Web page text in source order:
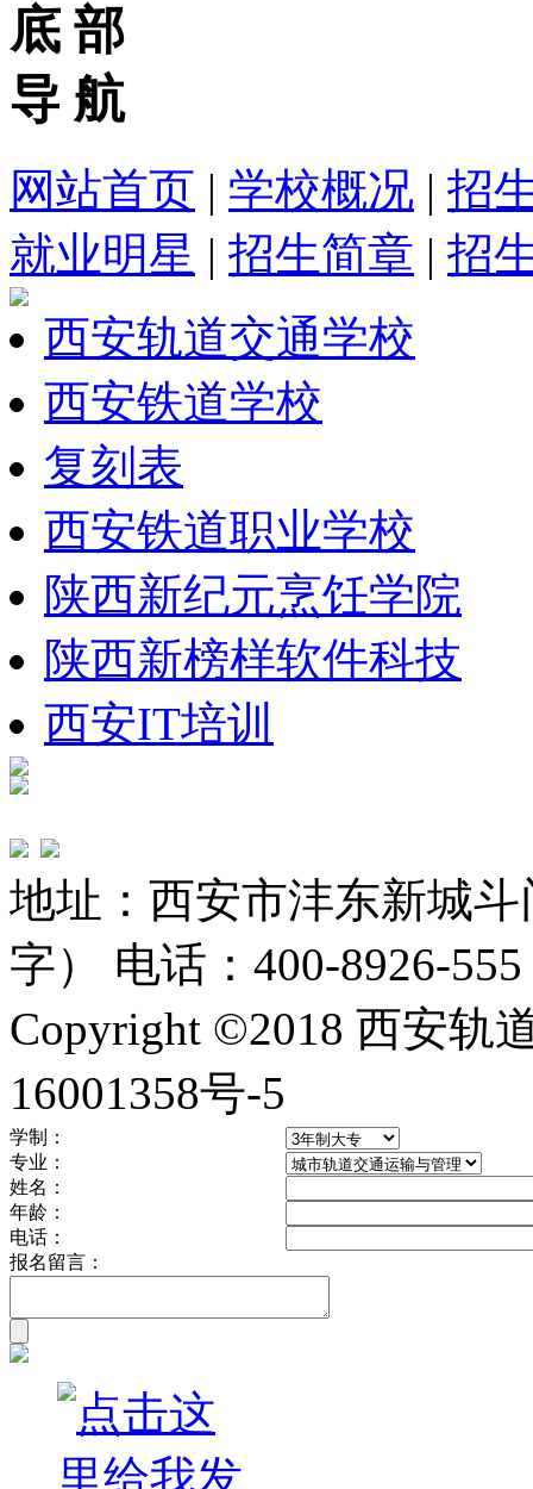
底 部
导 航
网站首页 | 学校概况 | 招
就业明星 | 招生简章 | 招
西安轨道交通学校
西安铁道学校
复刻表
西安铁道职业学校
陕西新纪元烹饪学院
陕西新榜样软件科技
西安IT培训
地址：西安市沣东新城
字） 电话：400-8926-555
Copyright ©2018 西安轨
16001358号-5
学制：
专业：
姓名：
年龄：
电话：
报名留言：